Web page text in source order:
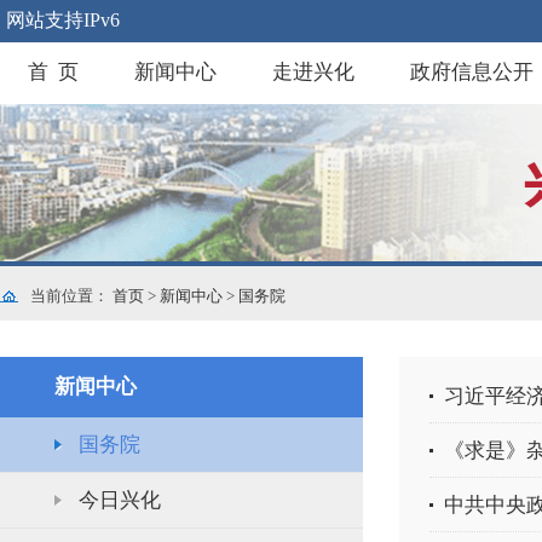
网站支持IPv6
首 页 新闻中心 走进兴化 政府信息公开
当前位置： 首页 > 新闻中心 > 国务院
新闻中心
国务院
今日兴化
习近平经
《求是》
中共中央